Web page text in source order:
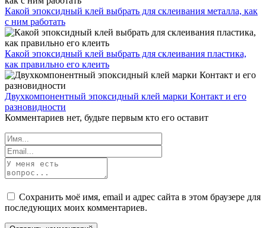
Какой эпоксидный клей выбрать для склеивания металла, как
с ним работать
Какой эпоксидный клей выбрать для склеивания пластика,
как правильно его клеить
Двухкомпонентный эпоксидный клей марки Контакт и его
разновидности
Комментариев нет, будьте первым кто его оставит
Сохранить моё имя, email и адрес сайта в этом браузере для
последующих моих комментариев.